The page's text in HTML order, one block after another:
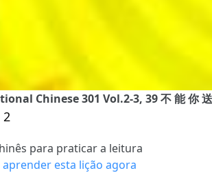
Chinese 301 Vol.2-3, 39 不 能 你
2
para praticar a leitura
aprender esta lição agora